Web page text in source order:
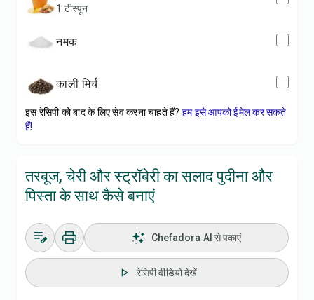
1 टीस्पून
नमक
काली मिर्च
इस रेसिपी को बाद के लिए सेव करना चाहते हैं? हम इसे आपको ईमेल कर सकते
हैं!
तरबूज, चेरी और स्ट्रॉबेरी का सलाद पुदीना और
पिस्ता के साथ कैसे बनाएं
Chefadora AI से पकाएं
रेसिपी वीडियो देखें